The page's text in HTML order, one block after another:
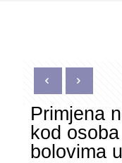
Primjena
kod
bolovima